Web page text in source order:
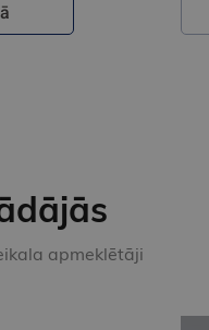
apmeklētāji